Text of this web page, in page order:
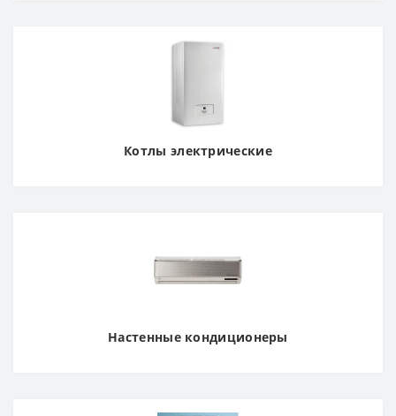
Котлы электрические
Настенные кондиционеры